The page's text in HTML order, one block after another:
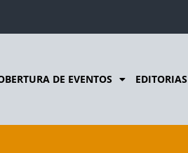
DE EVENTOS EDITORIAS